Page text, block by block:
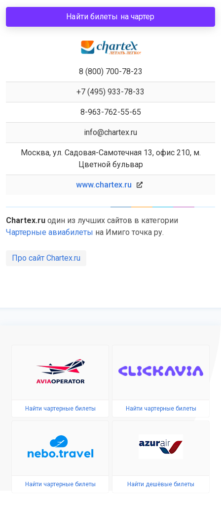
Найти билеты на чартер
8 (800) 700-78-23
+7 (495) 933-78-33
8-963-762-55-65
info@chartex.ru
Москва, ул. Садовая-Самотечная 13, офис 210, м.
Цветной бульвар
www.chartex.ru
Chartex.ru один из лучших сайтов в категории
Чартерные авиабилеты на Имиго точка ру.
Про сайт Chartex.ru
Найти чартерные билеты Найти чартерные билеты
Найти чартерные билеты Найти дешёвые билеты